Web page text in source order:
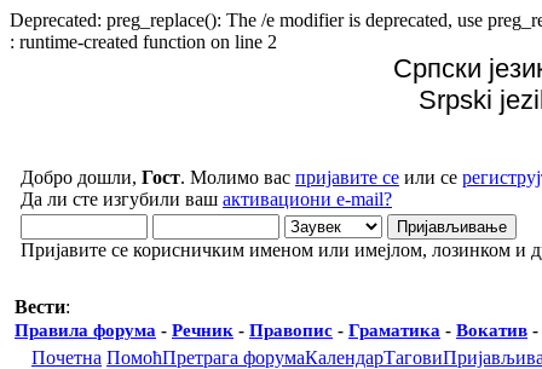
Deprecated: preg_replace(): The /e modifier is deprecated, use
: runtime-created function on line 2
Српски
Srpski
Добро дошли, Гост. Молимо вас пријавите се или се
Да ли сте изгубили ваш активациони e-mail?
Пријавите се корисничким именом или имејлом, лозинком и
Вести:
Правила форума - Речник - Правопис - Граматика - Вокатив -
Почетна ПомоћПретрага форумаКалендарТагови